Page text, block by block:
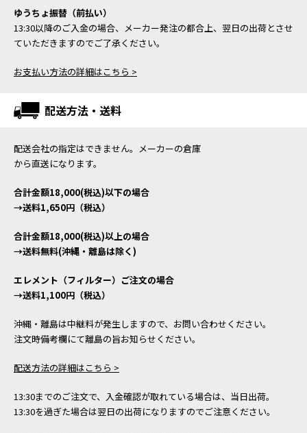
ゆうちょ振替（前払い）
13:30以降のご入金の場合、メーカー発注の都合上、翌日の出荷とさせ
ていただきますのでご了承ください。
お支払い方法の詳細はこちら >
配送方法・送料
配送会社の指定はできません。メーカーの倉庫
から直送になります。
合計金額18,000(税込)以下の場合
→送料1,650円（税込）
合計金額18,000(税込)以上の場合
→送料無料(沖縄・離島は除く)
エレメント（フィルター）ご注文の場合
→送料1,100円（税込）
沖縄・離島は中継料が発生しますので、お問い合わせください。
注文時備考欄にて離島の旨お知らせください。
配送方法の詳細はこちら >
13:30までのご注文で、入金確認が取れている場合は、当日出荷。
13:30を過ぎた場合は翌日の出荷になりますのでご注意ください。